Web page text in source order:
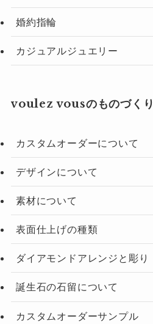
婚約指輪
カジュアルジュエリー
voulez vousのものづくり
カスタムオーダーについて
デザインについて
素材について
表面仕上げの種類
ダイアモンドアレンジと彫り
誕生石の石留について
カスタムオーダーサンプル